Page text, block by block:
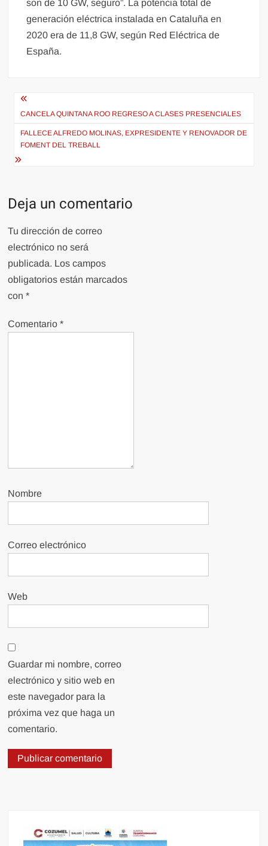
son de 10 GW, seguro”. La potencia total de
generación eléctrica instalada en Cataluña en
2020 era de 11,8 GW, según Red Eléctrica de
España.
Navegación
de
entradas
CANCELA QUINTANA ROO REGRESO A CLASES PRESENCIALES
FALLECE ALFREDO MOLINAS, EXPRESIDENTE Y RENOVADOR DE
FOMENT DEL TREBALL
Deja un comentario
Tu dirección de correo
electrónico no será
publicada. Los campos
obligatorios están marcados
con*
Comentario*
Nombre
Correo electrónico
Web
Guardar mi nombre, correo
electrónico y sitio web en
este navegador para la
próxima vez que haga un
comentario.